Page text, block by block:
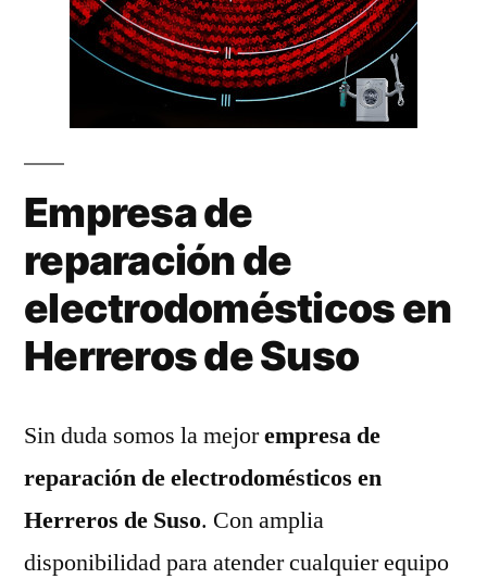
Empresa de
reparación de
electrodomésticos en
Herreros de Suso
Sin duda somos la mejorempresa de
reparación de electrodomésticos en
Herreros de Suso. Con amplia
disponibilidad para atender cualquier equipo